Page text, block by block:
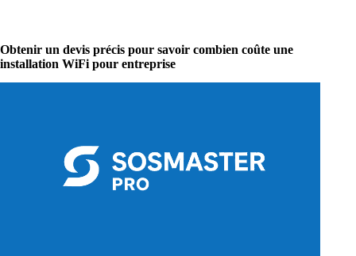
Obtenir un devis précis pour savoir combien coûte une
installation WiFi pour entreprise